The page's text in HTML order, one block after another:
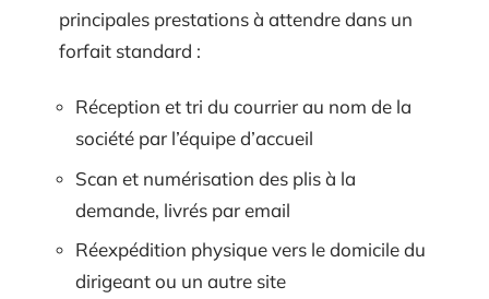
principales prestations à attendre dans un
forfait standard :
Réception et tri du courrier au nom de la
société par l’équipe d’accueil
Scan et numérisation des plis à la
demande, livrés par email
Réexpédition physique vers le domicile du
dirigeant ou un autre site